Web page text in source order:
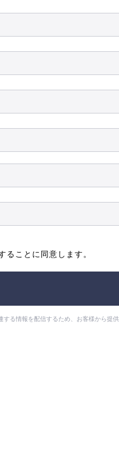
ることに同意します。
る情報を配信するため、お客様から